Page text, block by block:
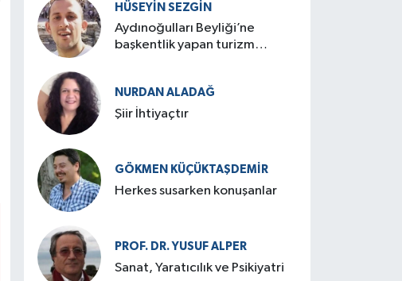
HÜSEYIN SEZGIN
Aydınoğulları Beyliği’ne
başkentlik yapan turizm
NURDAN ALADAĞ
Şiir İhtiyaçtır
GÖKMEN KÜÇÜKTAŞDEMIR
Herkes susarken konuşanlar
PROF. DR. YUSUF ALPER
Sanat, Yaratıcılık ve Psikiyatri